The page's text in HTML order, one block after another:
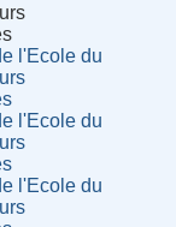
l'Ecole du
l'Ecole du
l'Ecole du